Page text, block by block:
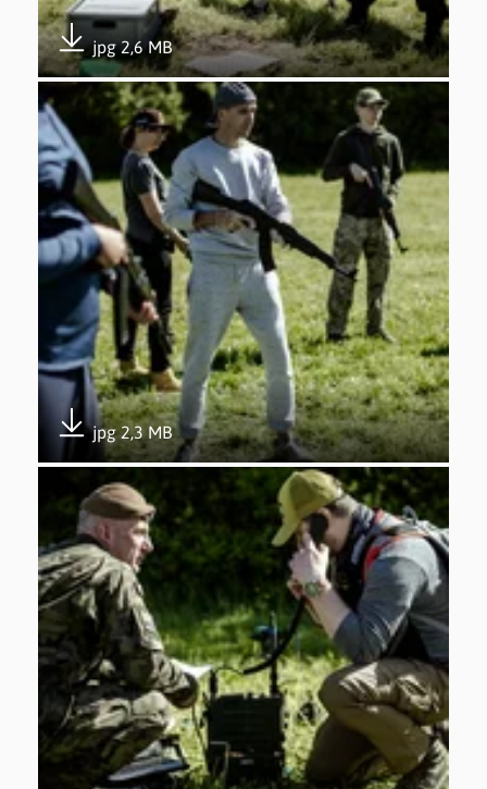
jpg 2,6 MB
Pobierz załącznik
Otwórz załącznik 5. edycja Trenuj z Wojskiem w Gdyni
jpg 2,3 MB
Pobierz załącznik
Otwórz załącznik 5. edycja Trenuj z Wojskiem w Gdyni